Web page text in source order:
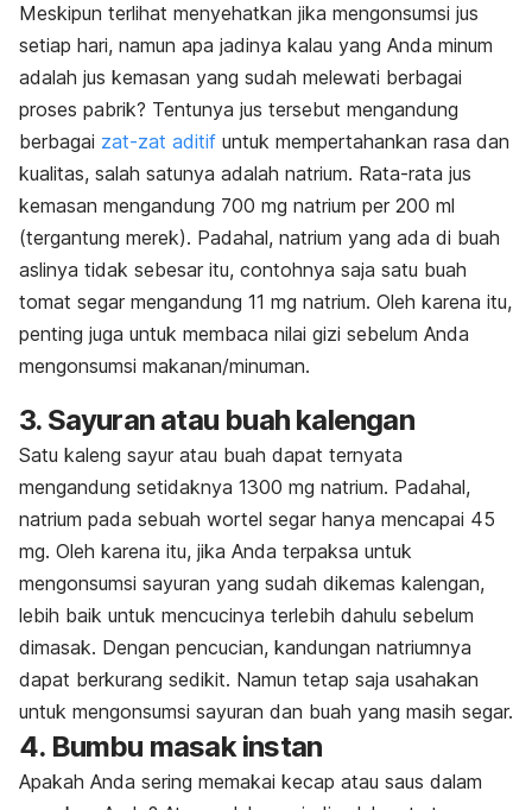
Meskipun terlihat menyehatkan jika mengonsumsi jus
setiap hari, namun apa jadinya kalau yang Anda minum
adalah jus kemasan yang sudah melewati berbagai
proses pabrik? Tentunya jus tersebut mengandung
berbagai zat-zat aditif untuk mempertahankan rasa dan
kualitas, salah satunya adalah natrium. Rata-rata jus
kemasan mengandung 700 mg natrium per 200 ml
(tergantung merek). Padahal, natrium yang ada di buah
aslinya tidak sebesar itu, contohnya saja satu buah
tomat segar mengandung 11 mg natrium. Oleh karena itu,
penting juga untuk membaca nilai gizi sebelum Anda
mengonsumsi makanan/minuman.
3. Sayuran atau buah kalengan
Satu kaleng sayur atau buah dapat ternyata
mengandung setidaknya 1300 mg natrium. Padahal,
natrium pada sebuah wortel segar hanya mencapai 45
mg. Oleh karena itu, jika Anda terpaksa untuk
mengonsumsi sayuran yang sudah dikemas kalengan,
lebih baik untuk mencucinya terlebih dahulu sebelum
dimasak. Dengan pencucian, kandungan natriumnya
dapat berkurang sedikit. Namun tetap saja usahakan
untuk mengonsumsi sayuran dan buah yang masih segar.
4. Bumbu masak instan
Apakah Anda sering memakai kecap atau saus dalam